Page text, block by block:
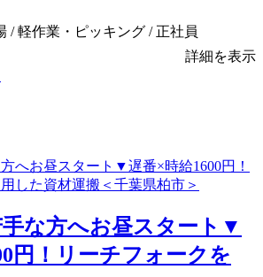
/ 軽作業・ピッキング / 正社員
詳細を表示
な方へお昼スタート▼
円！リーチフォークを